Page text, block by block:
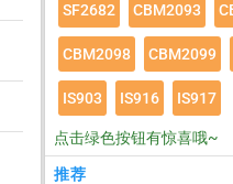
SF2682 CBM2093
CBM2098 CBM2099
IS903 IS916 IS917
点击绿色按钮有惊喜哦~
推荐